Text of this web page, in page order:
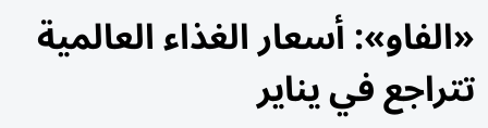
«الفاو»: أسعار الغذاء العالمية
تتراجع في يناير